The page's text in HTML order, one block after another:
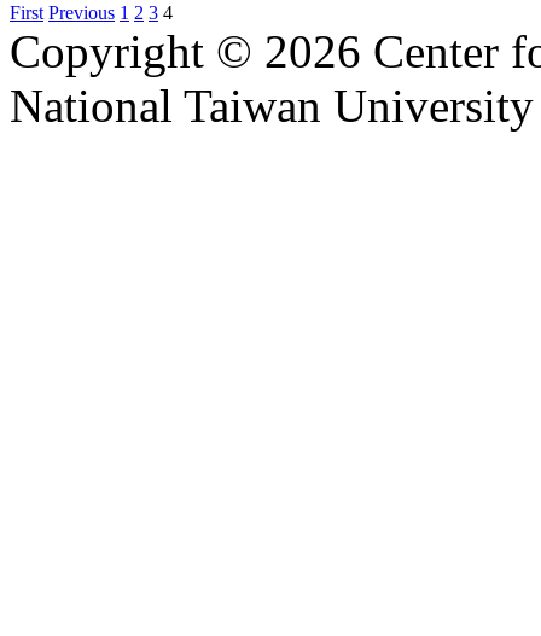
First Previous 1 2 3 4
Copyright © 2026 Center
National Taiwan University